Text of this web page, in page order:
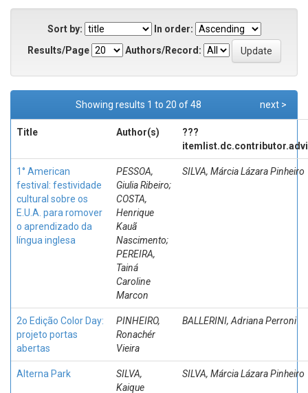
Sort by:
In order:
Results/Page
Authors/Record:
Showing results 1 to 20 of 48 next >
Title Author(s)
???
1° American
festival: festividade
cultural sobre os
E.U.A. para romover
o aprendizado da
língua inglesa
PESSOA,
Giulia Ribeiro;
COSTA,
Henrique
Kauã
Nascimento;
PEREIRA,
Tainá
Caroline
Marcon
SILVA, Márcia Lázara Pinheiro
2o Edição Color Day:
projeto portas
abertas
PINHEIRO,
Ronachér
Vieira
BALLERINI, Adriana Perroni
Alterna Park
SILVA,
Kaique
SILVA, Márcia Lázara Pinheiro